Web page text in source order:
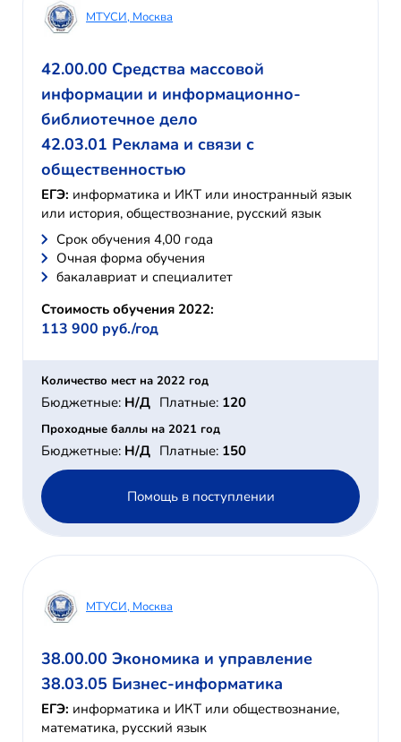
МТУСИ, Москва
42.00.00 Средства массовой
информации и информационно-
библиотечное дело
42.03.01 Реклама и связи с
общественностью
ЕГЭ: информатика и ИКТ или иностранный язык
или история, обществознание, русский язык
Cрок обучения 4,00 года
Очная форма обучения
бакалавриат и специалитет
Стоимость обучения 2022:
113 900 руб./год
Количество мест на 2022 год
Бюджетные: Н/Д Платные: 120
Проходные баллы на 2021 год
Бюджетные: Н/Д Платные: 150
Помощь в поступлении
МТУСИ, Москва
38.00.00 Экономика и управление
38.03.05 Бизнес-информатика
ЕГЭ: информатика и ИКТ или обществознание,
математика, русский язык